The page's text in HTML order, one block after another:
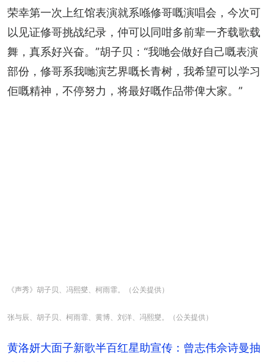
荣幸第一次上红馆表演就系喺修哥嘅演唱会，今次可
以见证修哥挑战纪录，仲可以同咁多前辈一齐载歌载
舞，真系好兴奋。”胡子贝：“我哋会做好自己嘅表演
部份，修哥系我哋演艺界嘅长青树，我希望可以学习
佢嘅精神，不停努力，将最好嘅作品带俾大家。”
《声秀》胡子贝、冯熙燮、柯雨霏。（公关提供）
张与辰、胡子贝、柯雨霏、黄博、刘洋、冯熙燮。（公关提供）
黄洛妍大面子新歌半百红星助宣传：曾志伟佘诗曼抽